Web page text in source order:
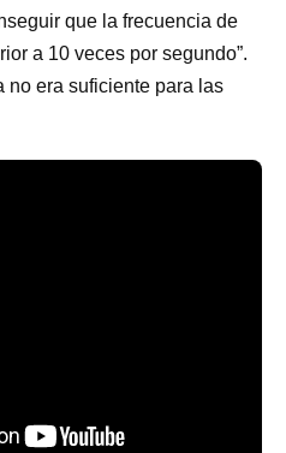
que la frecuencia de
a 10 veces por segundo”.
no era suficiente para las